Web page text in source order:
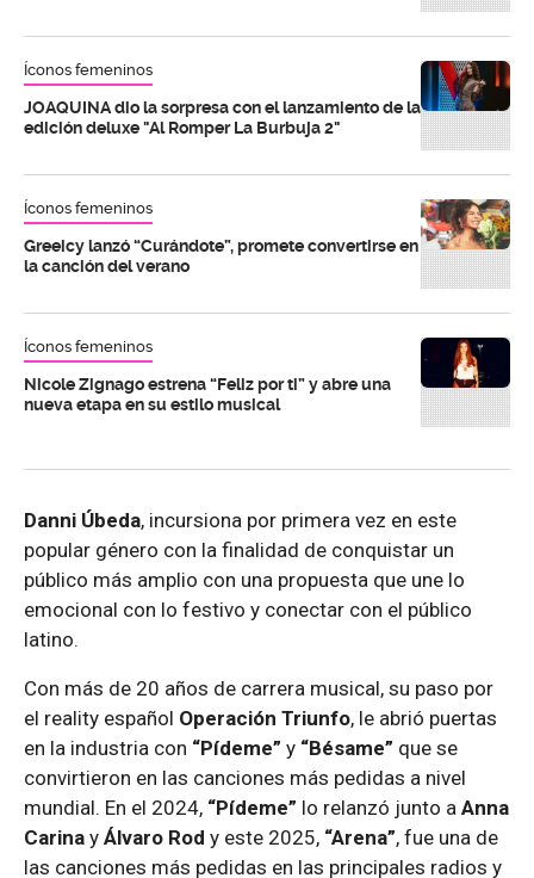
Íconos femeninos
JOAQUINA dio la sorpresa con el lanzamiento de la
edición deluxe "Al Romper La Burbuja 2"
Íconos femeninos
Greeicy lanzó “Curándote”, promete convertirse en
la canción del verano
Íconos femeninos
Nicole Zignago estrena “Feliz por ti” y abre una
nueva etapa en su estilo musical
Danni Úbeda, incursiona por primera vez en este
popular género con la finalidad de conquistar un
público más amplio con una propuesta que une lo
emocional con lo festivo y conectar con el público
latino.
Con más de 20 años de carrera musical, su paso por
el reality español Operación Triunfo, le abrió puertas
en la industria con “Pídeme” y “Bésame” que se
convirtieron en las canciones más pedidas a nivel
mundial. En el 2024, “Pídeme” lo relanzó junto a Anna
Carina y Álvaro Rod y este 2025, “Arena”, fue una de
las canciones más pedidas en las principales radios y